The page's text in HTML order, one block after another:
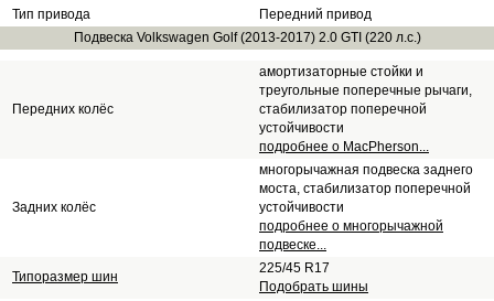
Тип привода
Передний привод
Подвеска Volkswagen Golf (2013-2017) 2.0 GTI (220 л.с.)
Передних колёс
амортизаторные стойки и
треугольные поперечные рычаги,
стабилизатор поперечной
устойчивости
подробнее о MacPherson...
Задних колёс
многорычажная подвеска заднего
моста, стабилизатор поперечной
устойчивости
подробнее о многорычажной
подвеске...
Типоразмер шин
225/45 R17
Подобрать шины